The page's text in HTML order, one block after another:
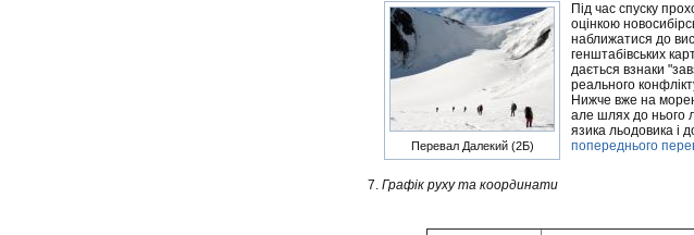
Перевал Далекий (2Б)
Під час спуску
оцінкою
наближатися до
генштабівських
дається взнаки
реального
Нижче вже на
але шлях до нього
язика льодовика і
попереднього
7. Графік руху та координати